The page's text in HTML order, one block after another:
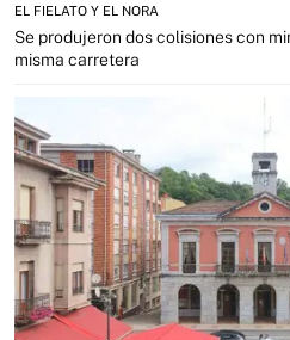
EL FIELATO Y EL NORA
Se produjeron dos colisiones con
misma carretera